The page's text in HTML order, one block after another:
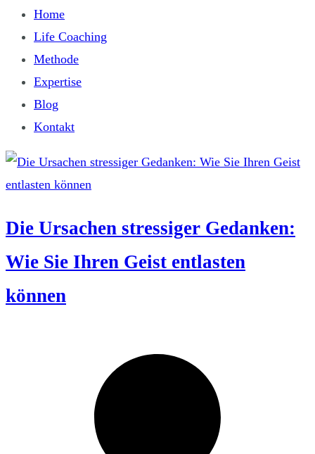
Home
Life Coaching
Methode
Expertise
Blog
Kontakt
Die Ursachen stressiger Gedanken:
Wie Sie Ihren Geist entlasten
können